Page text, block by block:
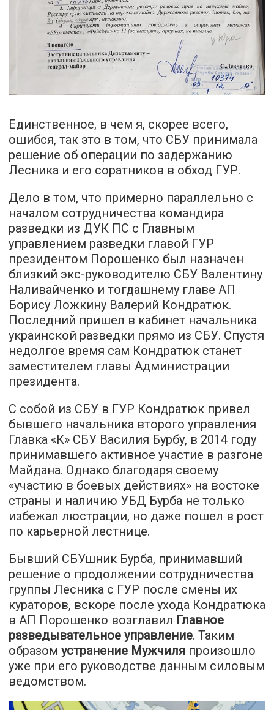
Единственное, в чем я, скорее всего,
ошибся, так это в том, что СБУ принимала
решение об операции по задержанию
Лесника и его соратников в обход ГУР.
Дело в том, что примерно параллельно с
началом сотрудничества командира
разведки из ДУК ПС с Главным
управлением разведки главой ГУР
президентом Порошенко был назначен
близкий экс-руководителю СБУ Валентину
Наливайченко и тогдашнему главе АП
Борису Ложкину Валерий Кондратюк.
Последний пришел в кабинет начальника
украинской разведки прямо из СБУ. Спустя
недолгое время сам Кондратюк станет
заместителем главы Администрации
президента.
С собой из СБУ в ГУР Кондратюк привел
бывшего начальника второго управления
Главка «К» СБУ Василия Бурбу, в 2014 году
принимавшего активное участие в разгоне
Майдана. Однако благодаря своему
«участию в боевых действиях» на востоке
страны и наличию УБД Бурба не только
избежал люстрации, но даже пошел в рост
по карьерной лестнице.
Бывший СБУшник Бурба, принимавший
решение о продолжении сотрудничества
группы Лесника с ГУР после смены их
кураторов, вскоре после ухода Кондратюка
в АП Порошенко возглавил Главное
разведывательное управление. Таким
образом устранение Мужчиля произошло
уже при его руководстве данным силовым
ведомством.